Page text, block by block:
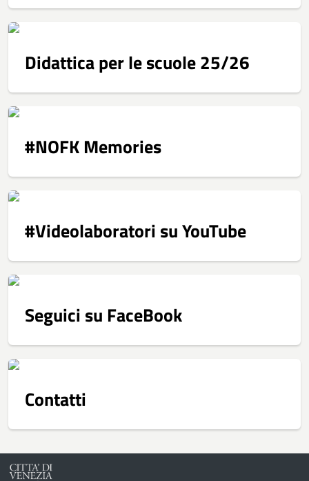
Didattica per le scuole 25/26
#NOFK Memories
#Videolaboratori su YouTube
Seguici su FaceBook
Contatti